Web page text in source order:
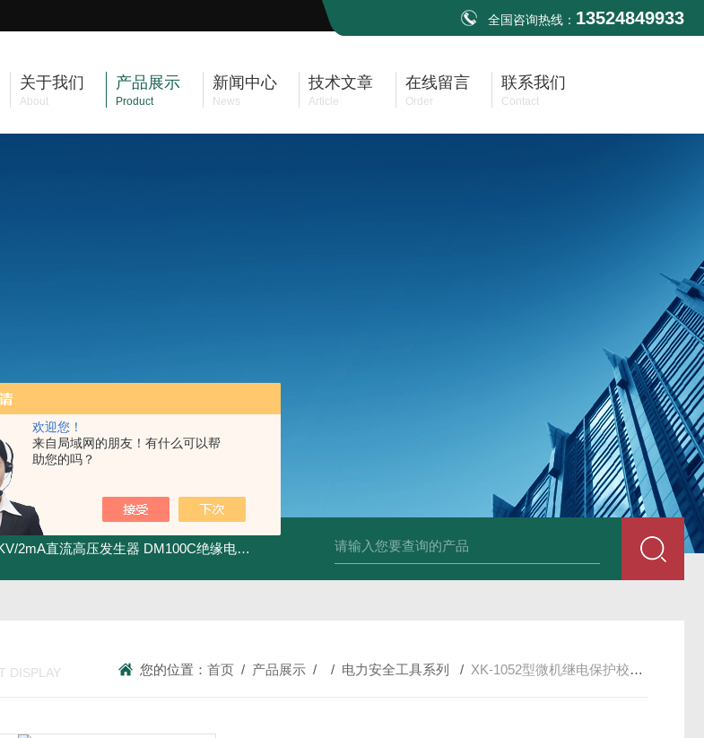
欢迎您！
来自局域网的朋友！有什么可以帮
助您的吗？
全国咨询热线： 13524849933
关于我们
About
产品展示
Product
新闻中心
News
技术文章
Article
在线留言
Order
联系我们
Contact
2mA直流高压发生器 DM100C绝缘电阻测试仪 DM50C绝缘电阻测试仪 SLB-II全自动变比测试仪 BY2672数字兆欧表
DISPLAY 您的位置：首页 / 产品展示 / / 电力安全工具系列 / XK-1052型微机继电保护校验仪